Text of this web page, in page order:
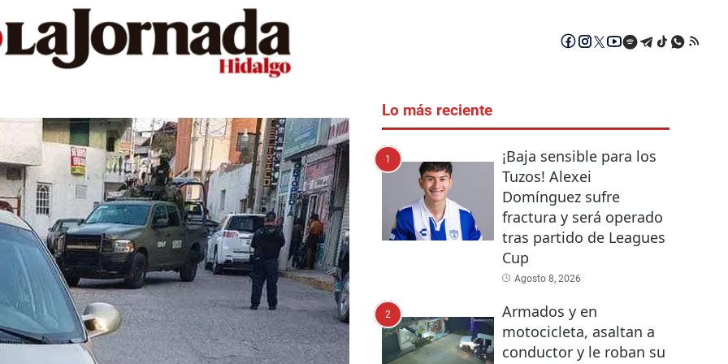
Lo más reciente
1
¡Baja sensible para los
Tuzos! Alexei
Domínguez sufre
fractura y será operado
tras partido de Leagues
Cup
Agosto 8, 2026
2
Armados y en
motocicleta, asaltan a
conductor y le roban su